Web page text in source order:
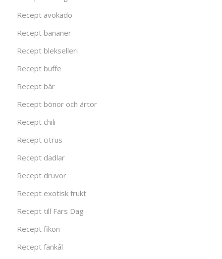
Recept avokado
Recept bananer
Recept blekselleri
Recept buffe
Recept bär
Recept bönor och ärtor
Recept chili
Recept citrus
Recept dadlar
Recept druvor
Recept exotisk frukt
Recept till Fars Dag
Recept fikon
Recept fänkål